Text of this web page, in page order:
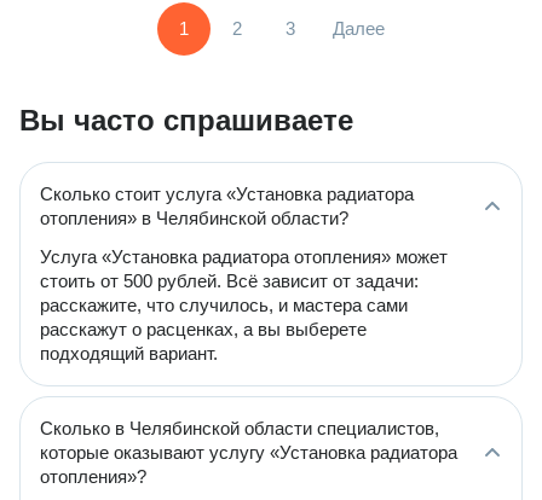
1 2 3 Далее
Вы часто спрашиваете
Сколько стоит услуга «Установка радиатора
отопления» в Челябинской области?
Услуга «Установка радиатора отопления» может
стоить от 500 рублей. Всё зависит от задачи:
расскажите, что случилось, и мастера сами
расскажут о расценках, а вы выберете
подходящий вариант.
Сколько в Челябинской области специалистов,
которые оказывают услугу «Установка радиатора
отопления»?